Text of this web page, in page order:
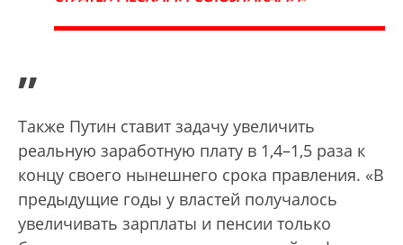
”
Также Путин ставит задачу увеличить
реальную заработную плату в 1,4–1,5 раза к
концу своего нынешнего срока правления. «В
предыдущие годы у властей получалось
увеличивать зарплаты и пенсии только